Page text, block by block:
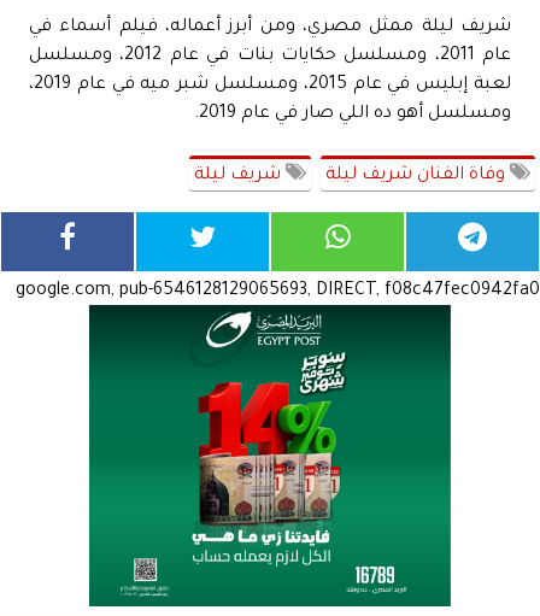
شريف ليلة ممثل مصري، ومن أبرز أعماله، فيلم أسماء في
عام 2011، ومسلسل حكايات بنات في عام 2012، ومسلسل
لعبة إبليس في عام 2015، ومسلسل شبر ميه في عام 2019،
ومسلسل أهو ده اللي صار في عام 2019.
وفاة الفنان شريف ليلة شريف ليلة
google.com, pub-6546128129065693, DIRECT, f08c47fec0942fa0